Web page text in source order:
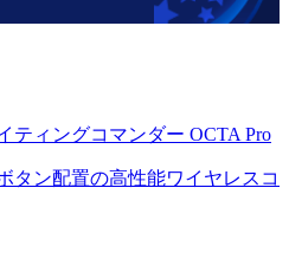
ティングコマンダー OCTA Pro
タン配置の高性能ワイヤレスコ